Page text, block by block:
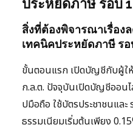
ประหยัดภาษี รอบ
สิ่งที่ต้องพิจารณาเรื่อง
เทคนิคประหยัดภาษี รอ
ขั้นตอนแรก เปิดบัญชีกับผู้ใ
ก.ล.ต. ปัจจุบันเปิดบัญชีออน
ปมือถือ ใช้บัตรประชาชนแล
ธรรมเนียมเริ่มต้นเพียง